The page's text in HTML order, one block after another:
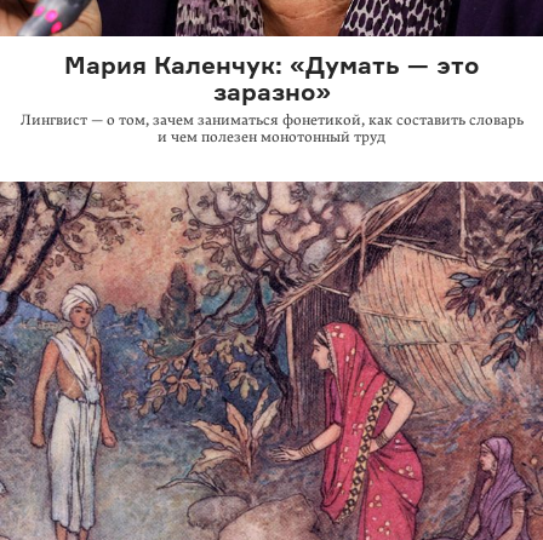
Мария Каленчук: «Думать — это
заразно»
Лингвист — о том, зачем заниматься фонетикой, как составить словарь
и чем полезен монотонный труд